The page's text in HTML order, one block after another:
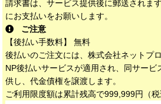
請求書は、サービス提供後に郵送されま
にお支払いをお願いします。
ご注意
【後払い手数料】 無料
後払いのご注文には、株式会社ネットプ
NP後払いサービスが適用され、同サービ
供し、代金債権を譲渡します。
ご利用限度額は累計残高で999,999円（税